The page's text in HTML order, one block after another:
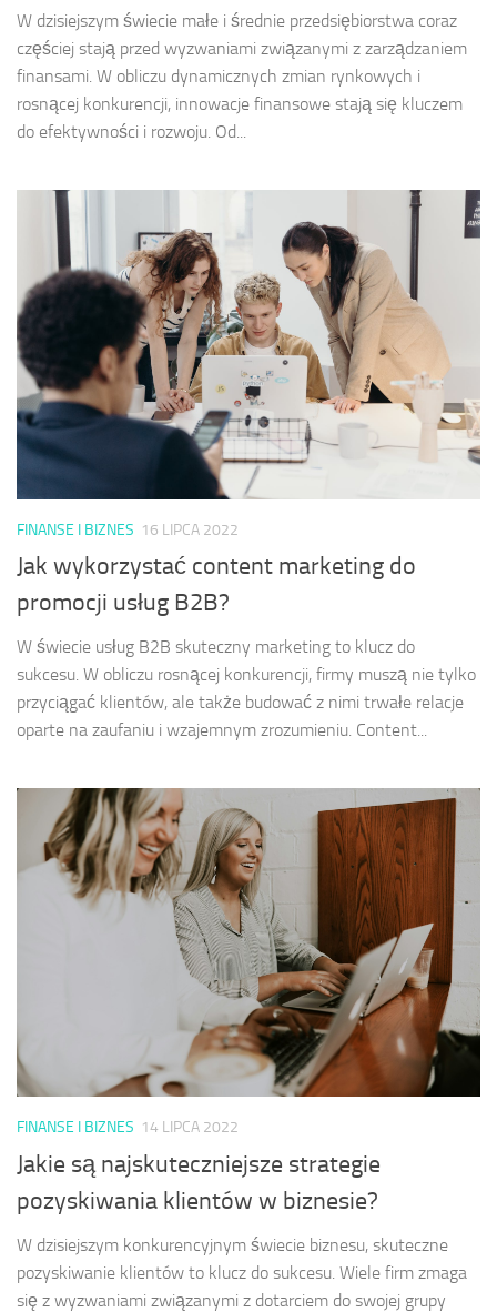
W dzisiejszym świecie małe i średnie przedsiębiorstwa coraz
częściej stają przed wyzwaniami związanymi z zarządzaniem
finansami. W obliczu dynamicznych zmian rynkowych i
rosnącej konkurencji, innowacje finansowe stają się kluczem
do efektywności i rozwoju. Od...
FINANSE I BIZNES 16 LIPCA 2022
Jak wykorzystać content marketing do
promocji usług B2B?
W świecie usług B2B skuteczny marketing to klucz do
sukcesu. W obliczu rosnącej konkurencji, firmy muszą nie tylko
przyciągać klientów, ale także budować z nimi trwałe relacje
oparte na zaufaniu i wzajemnym zrozumieniu. Content...
FINANSE I BIZNES 14 LIPCA 2022
Jakie są najskuteczniejsze strategie
pozyskiwania klientów w biznesie?
W dzisiejszym konkurencyjnym świecie biznesu, skuteczne
pozyskiwanie klientów to klucz do sukcesu. Wiele firm zmaga
się z wyzwaniami związanymi z dotarciem do swojej grupy